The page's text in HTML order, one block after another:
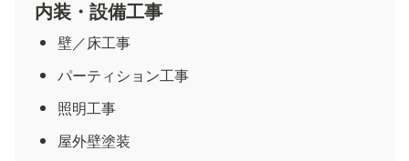
内装・設備工事
壁／床工事
パーティション工事
照明工事
屋外壁塗装